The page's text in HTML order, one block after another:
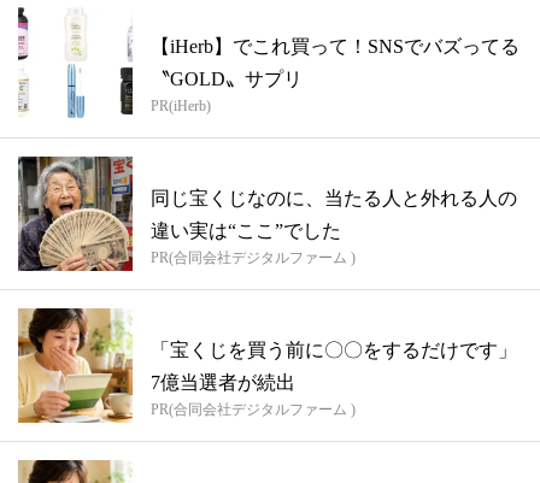
【iHerb】でこれ買って！SNSでバズってる
〝GOLD〟サプリ
PR(iHerb)
同じ宝くじなのに、当たる人と外れる人の
違い実は“ここ”でした
PR(合同会社デジタルファーム )
「宝くじを買う前に〇〇をするだけです」
7億当選者が続出
PR(合同会社デジタルファーム )